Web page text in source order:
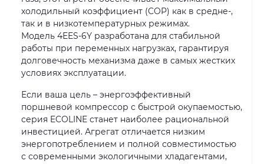
холодильный коэффициент (COP) как в средне-,
так и в низкотемпературных режимах.
Модель 4EES-6Y разработана для стабильной
работы при переменных нагрузках, гарантируя
долговечность механизма даже в самых жестких
условиях эксплуатации.
Если ваша цель – энергоэффективный
поршневой компрессор с быстрой окупаемостью,
серия ECOLINE станет наиболее рациональной
инвестицией. Агрегат отличается низким
энергопотреблением и полной совместимостью
с современными экологичными хладагентами,